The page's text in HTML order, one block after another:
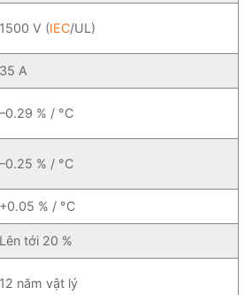
1500 V (IEC/UL)
35 A
–0.29 % / °C
–0.25 % / °C
+0.05 % / °C
Lên tới 20 %
12 năm vật lý